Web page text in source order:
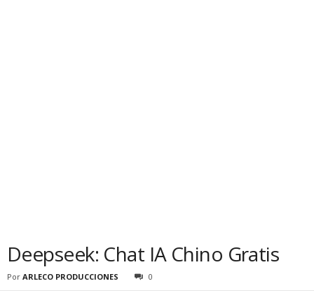
Deepseek: Chat IA Chino Gratis
Por ARLECO PRODUCCIONES 0